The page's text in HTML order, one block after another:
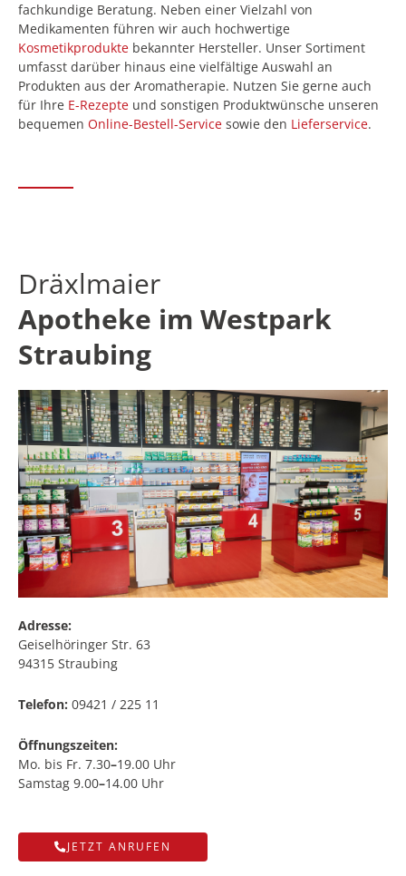
fachkundige Beratung. Neben einer Vielzahl von
Medikamenten führen wir auch hochwertige
Kosmetikprodukte bekannter Hersteller. Unser Sortiment
umfasst darüber hinaus eine vielfältige Auswahl an
Produkten aus der Aromatherapie. Nutzen Sie gerne auch
für Ihre E-Rezepte und sonstigen Produktwünsche unseren
bequemen Online-Bestell-Service sowie den Lieferservice.
Dräxlmaier
Apotheke im Westpark
Straubing
Adresse:
Geiselhöringer Str. 63
94315 Straubing
Telefon: 09421 / 225 11
Öffnungszeiten:
Mo. bis Fr. 7.30–19.00 Uhr
Samstag 9.00–14.00 Uhr
JETZT ANRUFEN